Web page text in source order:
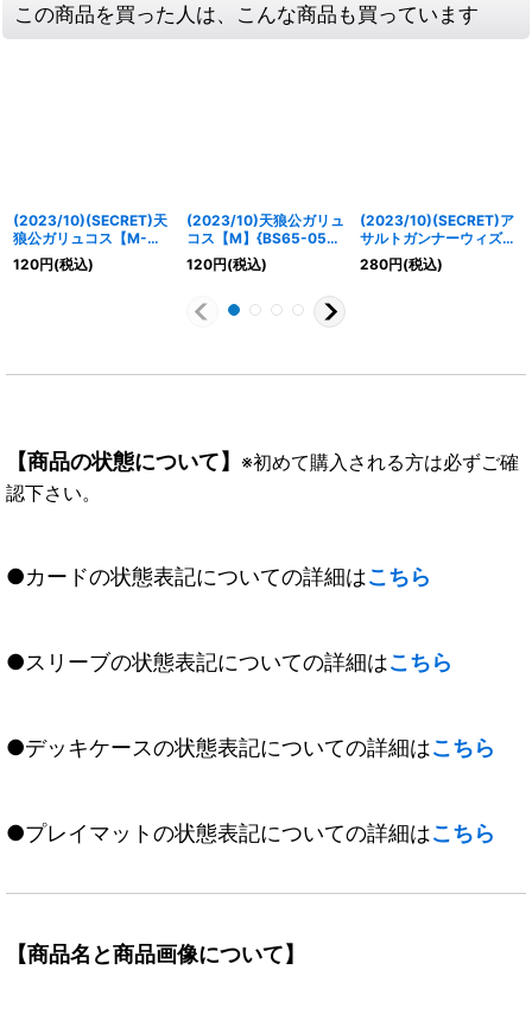
この商品を買った人は、こんな商品も買っています
(2023/10)(SECRET)天
狼公ガリュコス【M-
SEC】{BS65-054}
《白》
120円(税込)
(2023/10)天狼公ガリュ
コス【M】{BS65-054}
《白》
120円(税込)
(2023/10)(SECRET)ア
サルトガンナーウィズ
【R-SEC】{BS65-032}
《白》
280円(税込)
【商品の状態について】 ※初めて購入される方は必ずご確
認下さい。
●カードの状態表記についての詳細はこちら
●スリーブの状態表記についての詳細はこちら
●デッキケースの状態表記についての詳細はこちら
●プレイマットの状態表記についての詳細はこちら
【商品名と商品画像について】